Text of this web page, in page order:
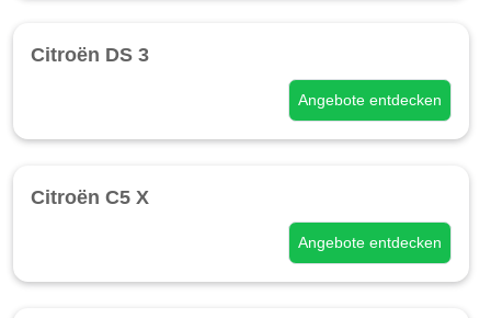
Citroën DS 3
Angebote entdecken
Citroën C5 X
Angebote entdecken